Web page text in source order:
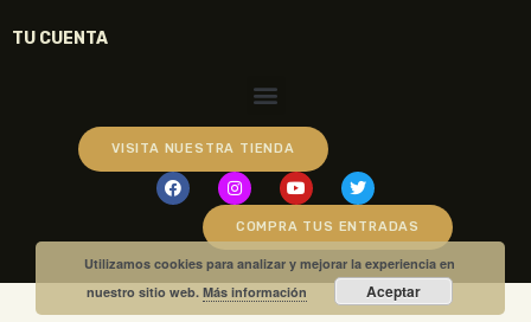
TU CUENTA
VISITA NUESTRA TIENDA
COMPRA TUS ENTRADAS
Utilizamos cookies para analizar y mejorar la experiencia en
nuestro sitio web.Más información Aceptar